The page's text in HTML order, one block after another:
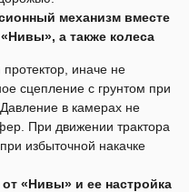
механизм вместе
а также колеса
иначе не
сцепление с грунтом при
в камерах не
При движении трактора
избыточной накачке
«Нивы» и ее настройка